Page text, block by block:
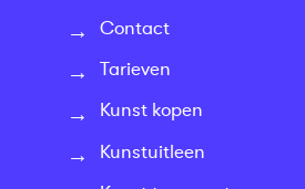
Contact
Tarieven
Kunst kopen
Kunstuitleen